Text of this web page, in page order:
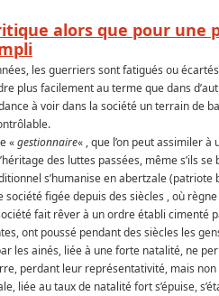
alors que pour une
les guerriers sont fatigués ou
plus facilement au terme que dans
à voir dans la société un terrain de
«gestionnaire« , que l’on peut assimiler
des luttes passées, même s’ils
s’humanise en abertzale
société figée depuis des siècles , où
fait rêver à un ordre établi cimenté
ont poussé pendant des siècles les
les ainés, liée à une forte natalité, ne
perdant leur représentativité, mais
liée au taux de natalité fort s’épuise,